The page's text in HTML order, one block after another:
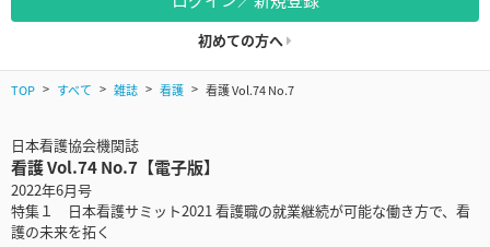
初めての方へ
TOP すべて 雑誌 看護 看護 Vol.74 No.7
日本看護協会機関誌
看護 Vol.74 No.7【電子版】
2022年6月号
特集１ 日本看護サミット2021 看護職の就業継続が可能な働き方で、看
護の未来を拓く